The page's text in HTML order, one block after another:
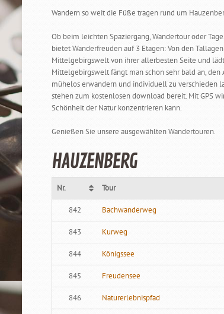
Wandern so weit die Füße tragen rund um
Ob beim leichten Spaziergang, Wandertour oder
bietet Wanderfreuden auf 3 Etagen: Von den
Mittelgebirgswelt von ihrer allerbesten Seite und
Mittelgebirgswelt fängt man schon sehr bald an,
mühelos erwandern und individuell zu verschieden
stehen zum kostenlosen download bereit. Mit GPS
Schönheit der Natur konzentrieren kann.
Genießen Sie unsere ausgewählten Wandertouren.
HAUZENBERG
Nr. Tour
842 Bachwanderweg
843 Kurweg
844 Königssee
845 Freudensee
846 Naturerlebnispfad